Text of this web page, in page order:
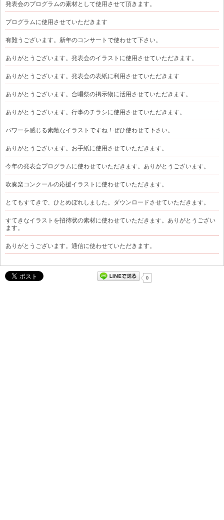
発表会のプログラムの素材として使用させて頂きます。
プログラムに使用させていただきます
有難うございます。新年のコンサートで使わせて下さい。
ありがとうございます。発表会のイラストに使用させていただきます。
ありがとうございます。発表会の表紙に利用させていただきます
ありがとうございます。合唱祭の掲示物に活用させていただきます。
ありがとうございます。行事のチラシに使用させていただきます。
パワーを感じる素敵なイラストですね！ぜひ使わせて下さい。
ありがとうございます。お手紙に使用させていただきます。
今年の発表会プログラムに使わせていただきます。ありがとうございます。
吹奏楽コンクールの応援イラストに使わせていただきます。
とてもすてきで、ひとめぼれしました。ダウンロードさせていただきます。
すてきなイラストを招待状の素材に使わせていただきます。ありがとうござい
ます。
ありがとうございます。通信に使わせていただきます。
0